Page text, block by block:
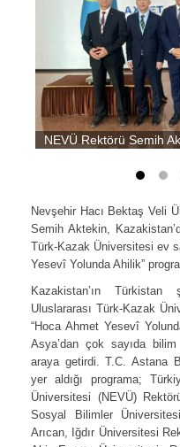
NEVÜ Rektörü Semih
Nevşehir Hacı Bektaş Veli
Semih Aktekin,
Türk-Kazak Üniversitesi ev
Yesevî Yolunda Ahilik”
Kazakistan’ın
Uluslararası Türk-Kazak
“Hoca Ahmet Yesevî
Asya’dan çok sayıda
araya getirdi. T.C. Astana
yer aldığı programa;
Üniversitesi (NEVÜ)
Sosyal Bilimler
Arıcan, Iğdır Üniversitesi